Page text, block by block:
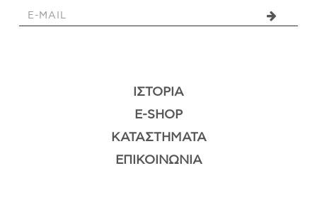
ΙΣΤΟΡΊΑ
E-SHOP
ΚΑΤΑΣΤΉΜΑΤΑ
ΕΠΙΚΟΙΝΩΝΊΑ